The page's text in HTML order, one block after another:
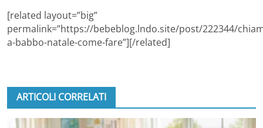
[related layout=”big”
permalink=”https://bebeblog.lndo.site/post/222344/
a-babbo-natale-come-fare”][/related]
ARTICOLI CORRELATI